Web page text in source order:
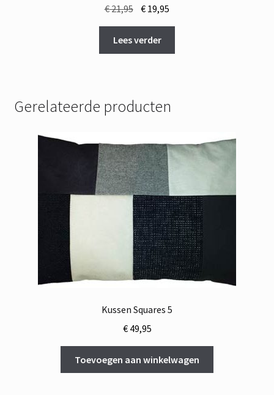
€21,95 Oorspronkelijke
prijs
was:
€ 21,95.
€ 19,95
prijs
€ 19,95.
Lees verder
Gerelateerde producten
Kussen Squares 5
€49,95
Toevoegen aan winkelwagen